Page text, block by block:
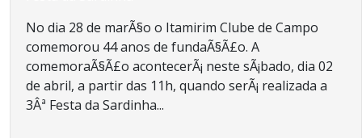
No dia 28 de marÃ§o o Itamirim Clube de Campo
comemorou 44 anos de fundaÃ§Ã£o. A
comemoraÃ§Ã£o acontecerÃ¡ neste sÃ¡bado, dia 02
de abril, a partir das 11h, quando serÃ¡ realizada a
3Âª Festa da Sardinha...